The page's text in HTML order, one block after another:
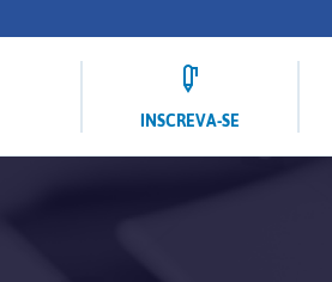
INSCREVA-SE